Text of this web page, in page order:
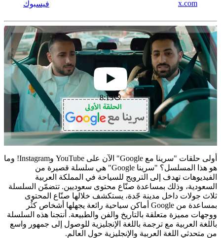
x.com فيسبوك
8:13
أولى حلقات "سرينا مع Google" الآن على YouTube وInstagram! وما
هو هذا المسلسل؟ "سرينا Google" هي سلسلة قصيرة من
الفيديوهات تهدف إلى الترويج للسياحة في المملكة العربية
السعودية، وذلك بمساعدة صنّاع محتوى سعوديين. تتضمّن السلسلة
ثلاث جولات داخل مدينة جّدة، يستكشف خلالها صنّاع المحتوى
بمساعدة من Google أماكن سياحية رائعة يجهلها أشخاص كثُر
ووجهات مميزة متعلقة بالتاريخ والفن والطبيعة. أنتجنا هذه السلسلة
باللغة العربية مع ترجمة باللغة الإنجليزية للوصول إلى جمهور واسع
من متحدثي اللغة العربية والإنجليزية حول العالم.